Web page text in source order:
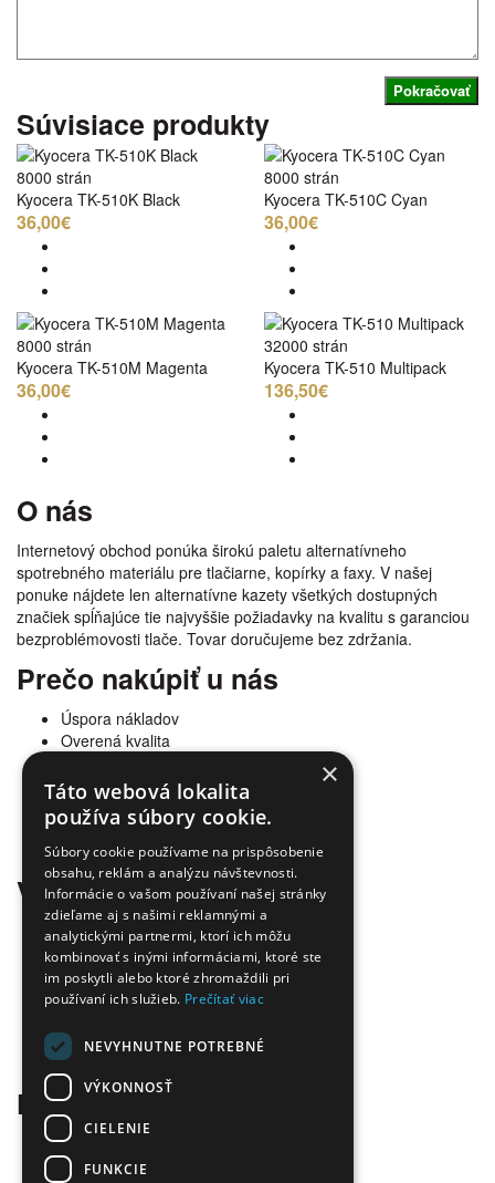
Pokračovať
Súvisiace produkty
8000 strán
Kyocera TK-510K Black
36,00€
8000 strán
Kyocera TK-510C Cyan
36,00€
8000 strán
Kyocera TK-510M Magenta
36,00€
32000 strán
Kyocera TK-510 Multipack
136,50€
O nás
Internetový obchod ponúka širokú paletu alternatívneho
spotrebného materiálu pre tlačiarne, kopírky a faxy. V našej
ponuke nájdete len alternatívne kazety všetkých dostupných
značiek spĺňajúce tie najvyššie požiadavky na kvalitu s garanciou
bezproblémovosti tlače. Tovar doručujeme bez zdržania.
Prečo nakúpiť u nás
Úspora nákladov
Overená kvalita
Tovar skladom
Ekologická likvidácia tonerov
Množstvo spôsobov platby a dopravy
Ekológia
Všetko o nákupe
Kontaktné informácie
Platba a dodanie
Obchodné podmienky
Ekologická likvidácia tonerov
Ochrana osobných údajov
Odstúpiť od zmluvy tu
Kontakt
Infolinka:
E-mail:info@tonerovo.sk
×
Táto webová lokalita
používa súbory cookie.
Súbory cookie používame na prispôsobenie
obsahu, reklám a analýzu návštevnosti.
Informácie o vašom používaní našej stránky
zdieľame aj s našimi reklamnými a
analytickými partnermi, ktorí ich môžu
kombinovať s inými informáciami, ktoré ste
im poskytli alebo ktoré zhromaždili pri
používaní ich služieb. Prečítať viac
NEVYHNUTNE POTREBNÉ
VÝKONNOSŤ
CIELENIE
FUNKCIE